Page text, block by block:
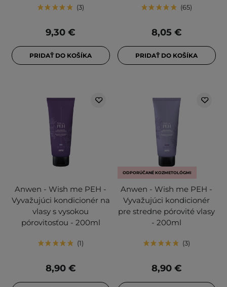
3
9,30 €
PRIDAŤ DO KOŠÍKA
65
8,05 €
PRIDAŤ DO KOŠÍKA
Anwen - Wish me PEH -
Vyvažujúci kondicionér na
vlasy s vysokou
pórovitosťou - 200ml
1
8,90 €
ODPORÚČANÉ KOZMETOLÓGMI
Anwen - Wish me PEH -
Vyvažujúci kondicionér
pre stredne pórovité vlasy
- 200ml
3
8,90 €